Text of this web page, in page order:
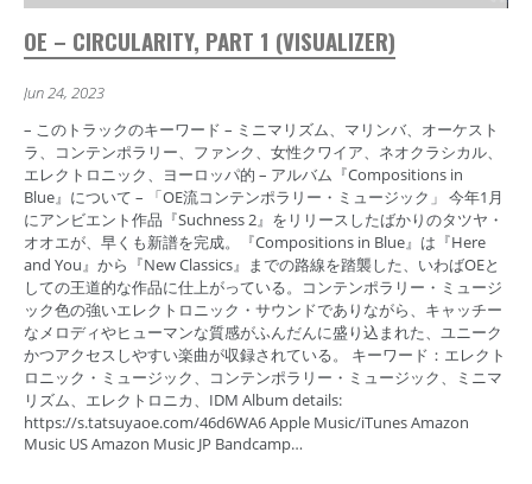
OE – CIRCULARITY, PART 1 (VISUALIZER)
Jun 24, 2023
– このトラックのキーワード – ミニマリズム、マリンバ、オーケスト
ラ、コンテンポラリー、ファンク、女性クワイア、ネオクラシカル、
エレクトロニック、ヨーロッパ的 – アルバム『Compositions in
Blue』について – 「OE流コンテンポラリー・ミュージック」 今年1月
にアンビエント作品『Suchness 2』をリリースしたばかりのタツヤ・
オオエが、早くも新譜を完成。『Compositions in Blue』は『Here
and You』から『New Classics』までの路線を踏襲した、いわばOEと
しての王道的な作品に仕上がっている。コンテンポラリー・ミュージ
ック色の強いエレクトロニック・サウンドでありながら、キャッチー
なメロディやヒューマンな質感がふんだんに盛り込まれた、ユニーク
かつアクセスしやすい楽曲が収録されている。 キーワード：エレクト
ロニック・ミュージック、コンテンポラリー・ミュージック、ミニマ
リズム、エレクトロニカ、IDM Album details:
https://s.tatsuyaoe.com/46d6WA6 Apple Music/iTunes Amazon
Music US Amazon Music JP Bandcamp…